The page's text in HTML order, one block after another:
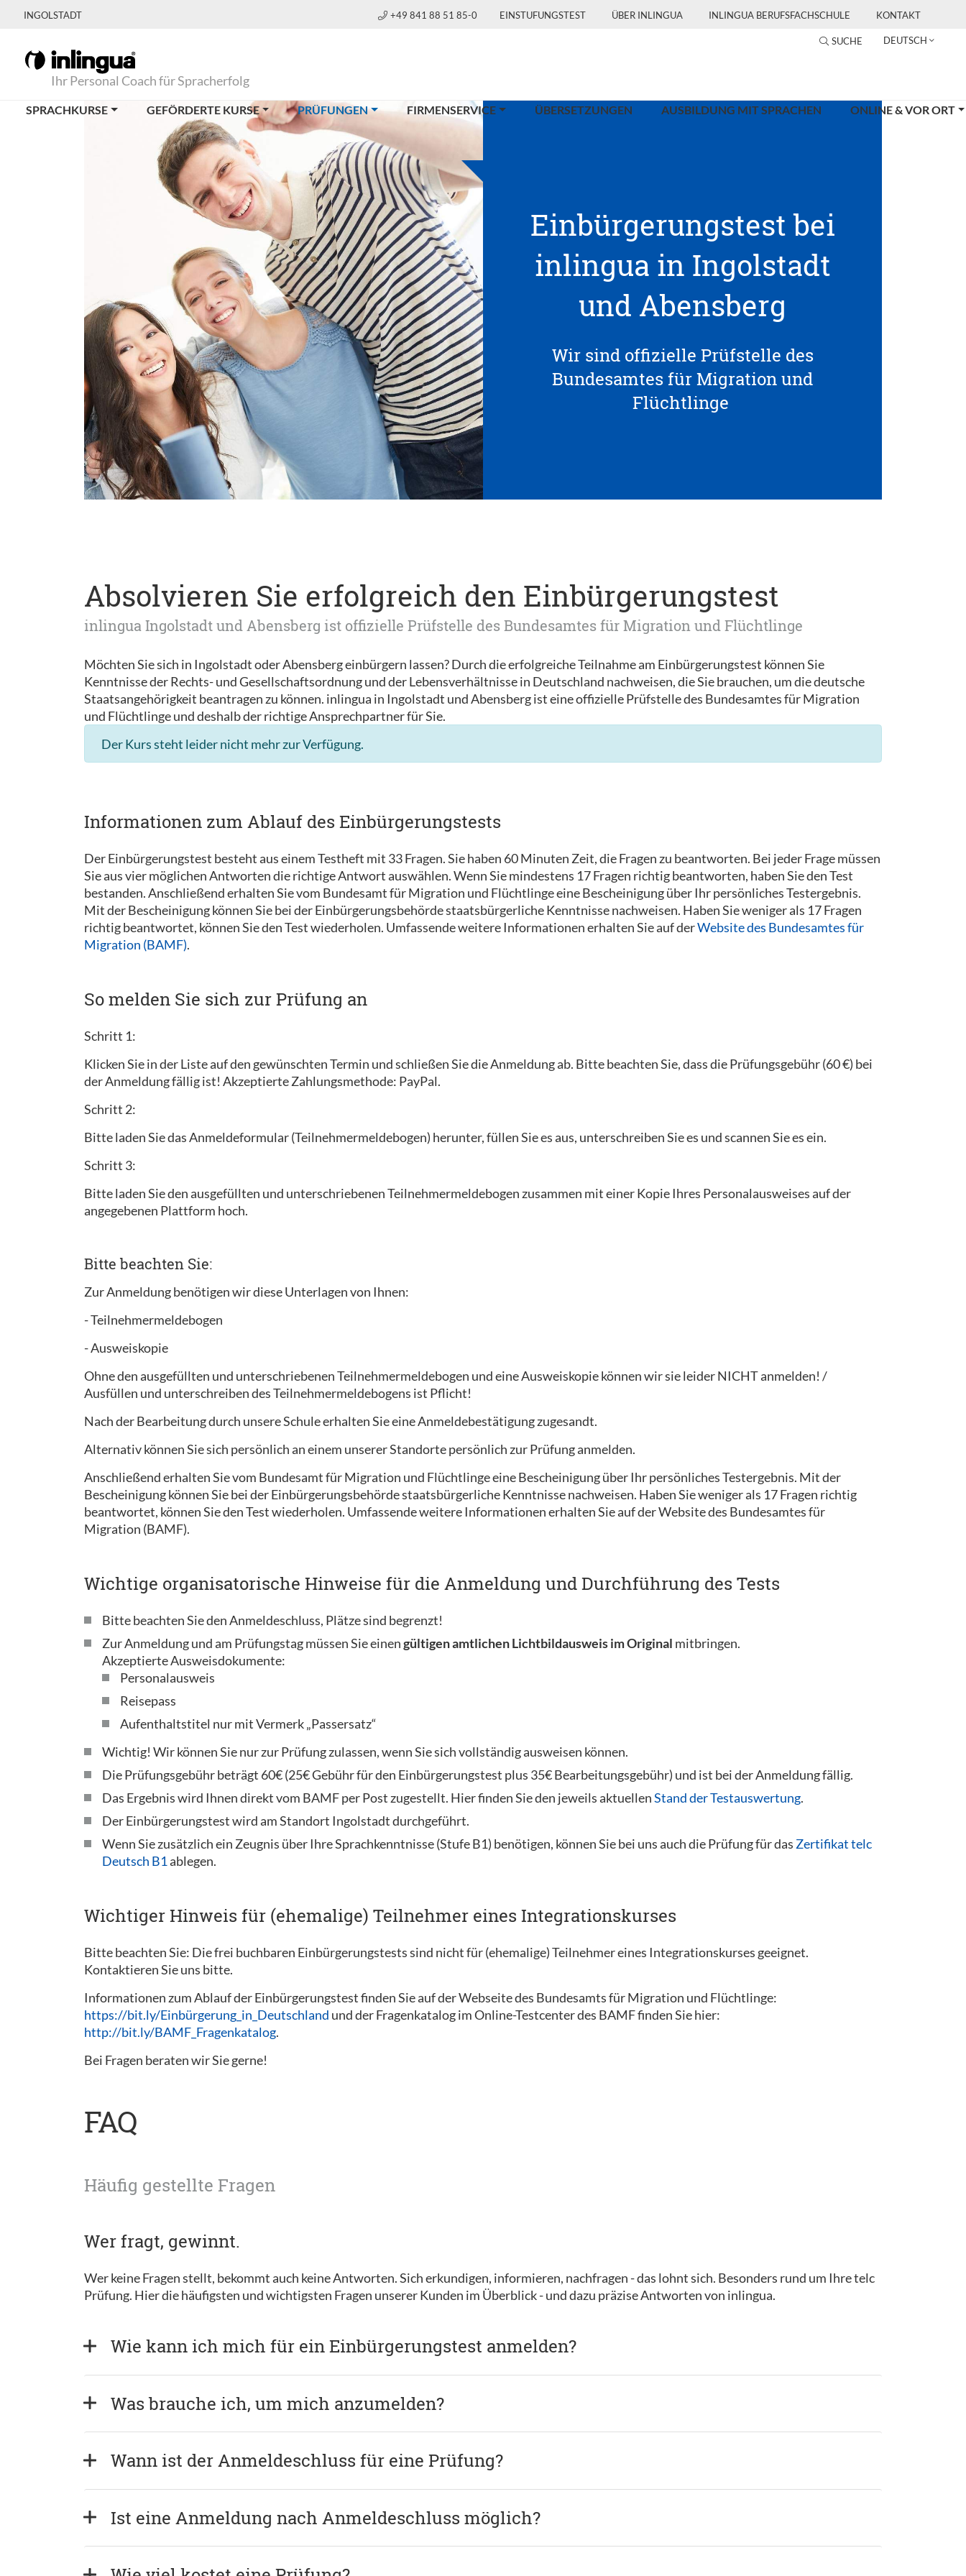
INGOLSTADT +49 841 88 51 85-0 EINSTUFUNGSTEST ÜBER INLINGUA INLINGUA BERUFSFACHSCHULE KONTAKT
SUCHE DEUTSCH
Ihr Personal Coach für Spracherfolg
SPRACHKURSE GEFÖRDERTE KURSE PRÜFUNGEN(CURRENT)FIRMENSERVICE ÜBERSETZUNGEN AUSBILDUNG MIT SPRACHEN ONLINE & VOR ORT
Einbürgerungstest bei
inlingua in Ingolstadt
und Abensberg
Wir sind offizielle Prüfstelle des
Bundesamtes für Migration und
Flüchtlinge
Absolvieren Sie erfolgreich den Einbürgerungstest
inlingua Ingolstadt und Abensberg ist offizielle Prüfstelle des Bundesamtes für Migration und Flüchtlinge
Möchten Sie sich in Ingolstadt oder Abensberg einbürgern lassen? Durch die erfolgreiche Teilnahme am Einbürgerungstest können Sie
Kenntnisse der Rechts- und Gesellschaftsordnung und der Lebensverhältnisse in Deutschland nachweisen, die Sie brauchen, um die deutsche
Staatsangehörigkeit beantragen zu können. inlingua in Ingolstadt und Abensberg ist eine offizielle Prüfstelle des Bundesamtes für Migration
und Flüchtlinge und deshalb der richtige Ansprechpartner für Sie.
Der Kurs steht leider nicht mehr zur Verfügung.
Informationen zum Ablauf des Einbürgerungstests
Der Einbürgerungstest besteht aus einem Testheft mit 33 Fragen. Sie haben 60 Minuten Zeit, die Fragen zu beantworten. Bei jeder Frage müssen
Sie aus vier möglichen Antworten die richtige Antwort auswählen. Wenn Sie mindestens 17 Fragen richtig beantworten, haben Sie den Test
bestanden. Anschließend erhalten Sie vom Bundesamt für Migration und Flüchtlinge eine Bescheinigung über Ihr persönliches Testergebnis.
Mit der Bescheinigung können Sie bei der Einbürgerungsbehörde staatsbürgerliche Kenntnisse nachweisen. Haben Sie weniger als 17 Fragen
richtig beantwortet, können Sie den Test wiederholen. Umfassende weitere Informationen erhalten Sie auf derWebsite des Bundesamtes für
Migration (BAMF).
So melden Sie sich zur Prüfung an
Schritt 1:
Klicken Sie in der Liste auf den gewünschten Termin und schließen Sie die Anmeldung ab. Bitte beachten Sie, dass die Prüfungsgebühr (60 €) bei
der Anmeldung fällig ist! Akzeptierte Zahlungsmethode: PayPal.
Schritt 2:
Bitte laden Sie das Anmeldeformular (Teilnehmermeldebogen) herunter, füllen Sie es aus, unterschreiben Sie es und scannen Sie es ein.
Schritt 3:
Bitte laden Sie den ausgefüllten und unterschriebenen Teilnehmermeldebogen zusammen mit einer Kopie Ihres Personalausweises auf der
angegebenen Plattform hoch.
Bitte beachten Sie:
Zur Anmeldung benötigen wir diese Unterlagen von Ihnen:
- Teilnehmermeldebogen
- Ausweiskopie
Ohne den ausgefüllten und unterschriebenen Teilnehmermeldebogen und eine Ausweiskopie können wir sie leider NICHT anmelden! /
Ausfüllen und unterschreiben des Teilnehmermeldebogens ist Pflicht!
Nach der Bearbeitung durch unsere Schule erhalten Sie eine Anmeldebestätigung zugesandt.
Alternativ können Sie sich persönlich an einem unserer Standorte persönlich zur Prüfung anmelden.
Anschließend erhalten Sie vom Bundesamt für Migration und Flüchtlinge eine Bescheinigung über Ihr persönliches Testergebnis. Mit der
Bescheinigung können Sie bei der Einbürgerungsbehörde staatsbürgerliche Kenntnisse nachweisen. Haben Sie weniger als 17 Fragen richtig
beantwortet, können Sie den Test wiederholen. Umfassende weitere Informationen erhalten Sie auf der Website des Bundesamtes für
Migration (BAMF).
Wichtige organisatorische Hinweise für die Anmeldung und Durchführung des Tests
Bitte beachten Sie den Anmeldeschluss, Plätze sind begrenzt!
Zur Anmeldung und am Prüfungstag müssen Sie einengültigen amtlichen Lichtbildausweis im Original mitbringen.
Akzeptierte Ausweisdokumente:
Personalausweis
Reisepass
Aufenthaltstitel nur mit Vermerk „Passersatz“
Wichtig! Wir können Sie nur zur Prüfung zulassen, wenn Sie sich vollständig ausweisen können.
Die Prüfungsgebühr beträgt 60€ (25€ Gebühr für den Einbürgerungstest plus 35€ Bearbeitungsgebühr) und ist bei der Anmeldung fällig.
Das Ergebnis wird Ihnen direkt vom BAMF per Post zugestellt. Hier finden Sie den jeweils aktuellenStand der Testauswertung.
Der Einbürgerungstest wird am Standort Ingolstadt durchgeführt.
Wenn Sie zusätzlich ein Zeugnis über Ihre Sprachkenntnisse (Stufe B1) benötigen, können Sie bei uns auch die Prüfung für das Zertifikat telc
Deutsch B1ablegen.
Wichtiger Hinweis für (ehemalige) Teilnehmer eines Integrationskurses
Bitte beachten Sie: Die frei buchbaren Einbürgerungstests sind nicht für (ehemalige) Teilnehmer eines Integrationskurses geeignet.
Kontaktieren Sie uns bitte.
Informationen zum Ablauf der Einbürgerungstest finden Sie auf der Webseite des Bundesamts für Migration und Flüchtlinge:
https://bit.ly/Einbürgerung_in_Deutschland und der Fragenkatalog im Online-Testcenter des BAMF finden Sie hier:
http://bit.ly/BAMF_Fragenkatalog.
Bei Fragen beraten wir Sie gerne!
FAQ
Häufig gestellte Fragen
Wer fragt, gewinnt.
Wer keine Fragen stellt, bekommt auch keine Antworten. Sich erkundigen, informieren, nachfragen - das lohnt sich. Besonders rund um Ihre telc
Prüfung. Hier die häufigsten und wichtigsten Fragen unserer Kunden im Überblick - und dazu präzise Antworten von inlingua.
Wie kann ich mich für ein Einbürgerungstest anmelden?
Was brauche ich, um mich anzumelden?
Wann ist der Anmeldeschluss für eine Prüfung?
Ist eine Anmeldung nach Anmeldeschluss möglich?